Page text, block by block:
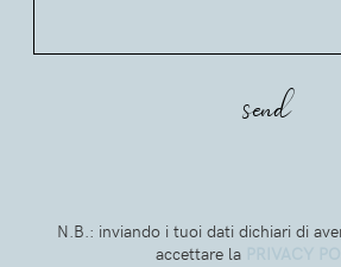
N.B.: inviando i tuoi dati dichiari di
accettare la